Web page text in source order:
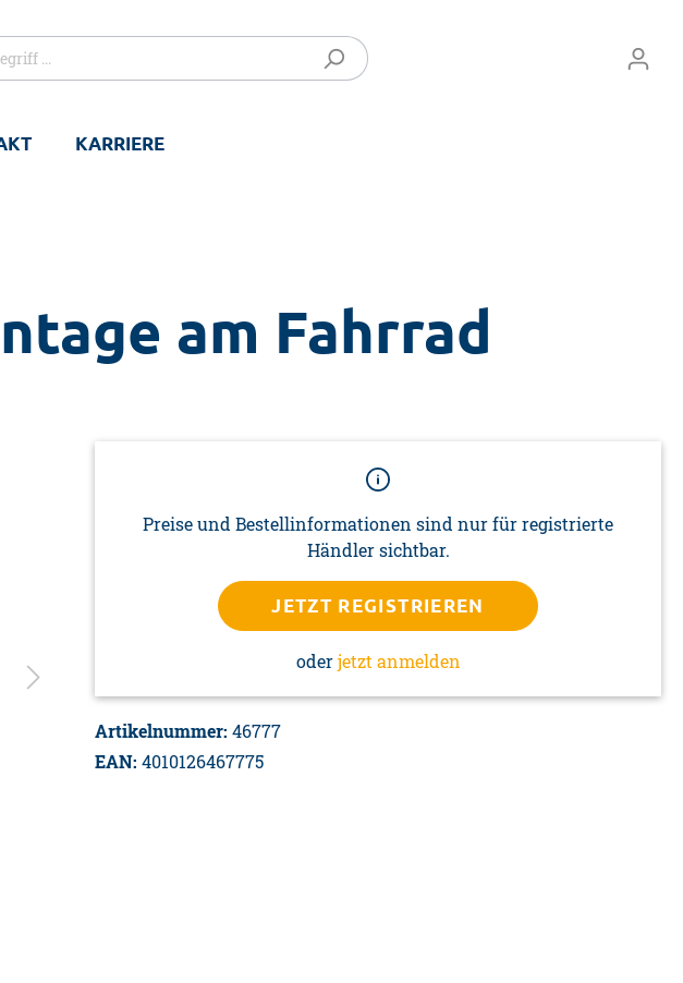
KARRIERE
am Fahrrad
Preise und Bestellinformationen sind nur für registrierte
Händler sichtbar.
JETZT REGISTRIEREN
oderjetzt anmelden
Artikelnummer: 46777
EAN: 4010126467775